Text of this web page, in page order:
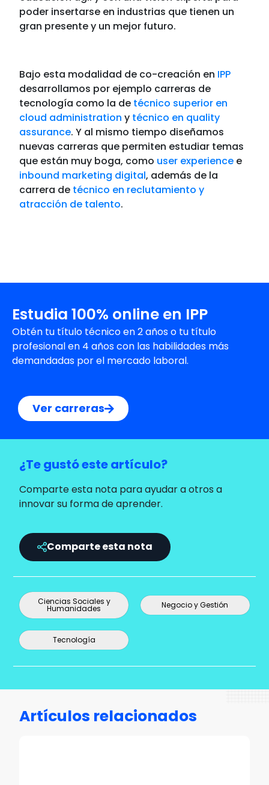
poder insertarse en industrias que tienen un
gran presente y un mejor futuro.
Bajo esta modalidad de co-creación en IPP
desarrollamos por ejemplo carreras de
tecnología como la de técnico superior en
cloud administration y técnico en quality
assurance. Y al mismo tiempo diseñamos
nuevas carreras que permiten estudiar temas
que están muy boga, como user experience e
inbound marketing digital, además de la
carrera de técnico en reclutamiento y
atracción de talento.
Estudia 100% online en IPP
Obtén tu título técnico en 2 años o tu título
profesional en 4 años con las habilidades más
demandadas por el mercado laboral.
Ver carreras
¿Te gustó este artículo?
Comparte esta nota para ayudar a otros a
innovar su forma de aprender.
Comparte esta nota
Ciencias Sociales y
Humanidades Negocio y Gestión
Tecnología
Artículos relacionados